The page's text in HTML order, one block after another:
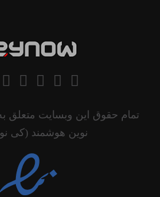
تمام حقوق این وبسایت متعلق
نوین هوشمند (کی